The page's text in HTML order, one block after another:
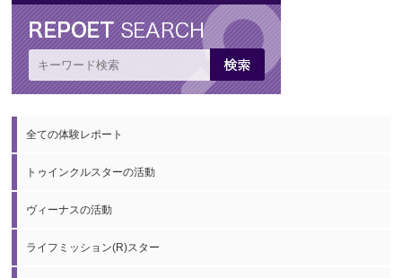
全ての体験レポート
トゥインクルスターの活動
ヴィーナスの活動
ライフミッション(R)スター